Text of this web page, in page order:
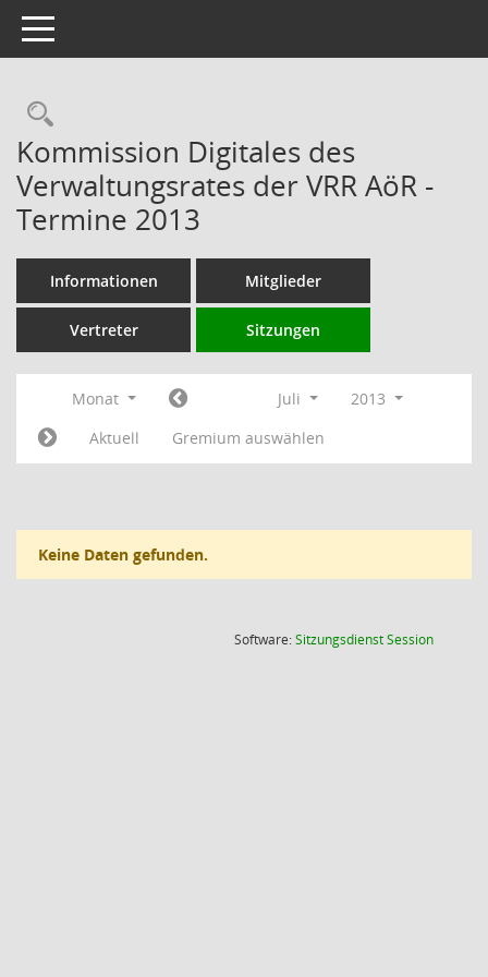
Toggle navigation
Rechercheauswahl
Kommission Digitales des
Verwaltungsrates der VRR AöR -
Termine 2013
Informationen Mitglieder
Vertreter Sitzungen
Monat Juli
2013
Aktuell
Gremium auswählen
Keine Daten gefunden.
Software:SitzungsdienstSession(Wird in